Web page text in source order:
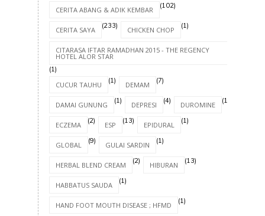
CERITA ABANG & ADIK KEMBAR (102)
CERITA SAYA (233) CHICKEN CHOP (1)
CITARASA IFTAR RAMADHAN 2015 - THE REGENCY
HOTEL ALOR STAR
(1)
CUCUR TAUHU (1) DEMAM (7)
DAMAI GUNUNG (1) DEPRESI (4) DUROMINE (1)
ECZEMA (2) ESP (13) EPIDURAL (1)
GLOBAL (9) GULAI SARDIN (1)
HERBAL BLEND CREAM (2) HIBURAN (13)
HABBATUS SAUDA (1)
HAND FOOT MOUTH DISEASE ; HFMD (1)